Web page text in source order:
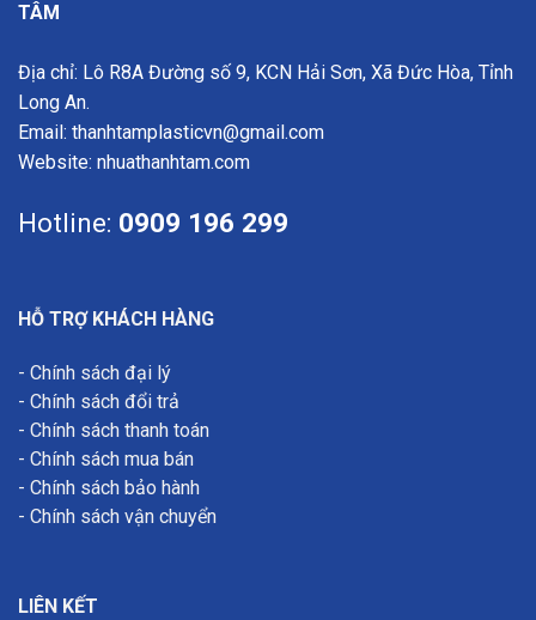
TÂM
Địa chỉ: Lô R8A Đường số 9, KCN Hải Sơn, Xã Đức Hòa, Tỉnh
Long An.
Email: thanhtamplasticvn@gmail.com
Website: nhuathanhtam.com
Hotline: 0909 196 299
HỖ TRỢ KHÁCH HÀNG
- Chính sách đại lý
- Chính sách đổi trả
- Chính sách thanh toán
- Chính sách mua bán
- Chính sách bảo hành
- Chính sách vận chuyển
LIÊN KẾT